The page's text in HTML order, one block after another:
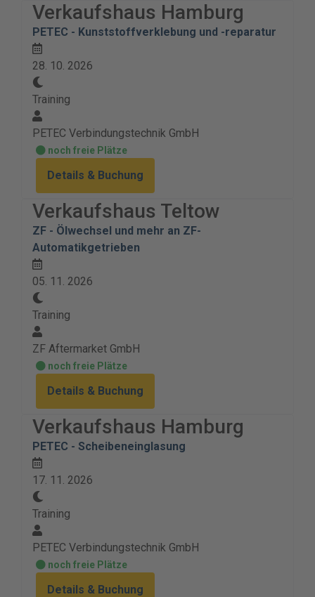
Verkaufshaus Hamburg
PETEC - Kunststoffverklebung und -reparatur
28. 10. 2026
Training
PETEC Verbindungstechnik GmbH
noch freie Plätze
Details & Buchung
Verkaufshaus Teltow
ZF - Ölwechsel und mehr an ZF-
Automatikgetrieben
05. 11. 2026
Training
ZF Aftermarket GmbH
noch freie Plätze
Details & Buchung
Verkaufshaus Hamburg
PETEC - Scheibeneinglasung
17. 11. 2026
Training
PETEC Verbindungstechnik GmbH
noch freie Plätze
Details & Buchung